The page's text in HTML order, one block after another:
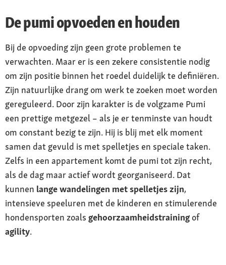
De pumi opvoeden en houden
Bij de opvoeding zijn geen grote problemen te
verwachten. Maar er is een zekere consistentie nodig
om zijn positie binnen het roedel duidelijk te definiëren.
Zijn natuurlijke drang om werk te zoeken moet worden
gereguleerd. Door zijn karakter is de volgzame Pumi
een prettige metgezel – als je er tenminste van houdt
om constant bezig te zijn. Hij is blij met elk moment
samen dat gevuld is met spelletjes en speciale taken.
Zelfs in een appartement komt de pumi tot zijn recht,
als de dag maar actief wordt georganiseerd. Dat
kunnen lange wandelingen met spelletjes zijn,
intensieve speeluren met de kinderen en stimulerende
hondensporten zoals gehoorzaamheidstraining of
agility.